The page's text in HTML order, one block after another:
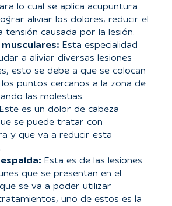
lo cual se aplica acupuntura
aliviar los dolores, reducir el
tensión causada por la lesión.
Esta especialidad
a aliviar diversas lesiones
esto se debe a que se colocan
puntos cercanos a la zona de
las molestias.
Este es un dolor de cabeza
se puede tratar con
y que va a reducir esta
Esta es de las lesiones
que se presentan en el
se va a poder utilizar
uno de estos es la